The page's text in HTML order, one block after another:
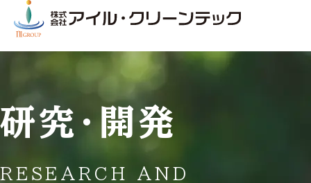
研究・開発
RESEARCH AND